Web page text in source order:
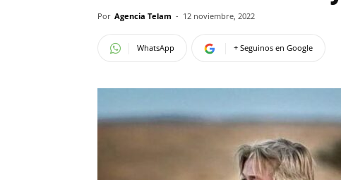
Por Agencia Telam - 12 noviembre, 2022
WhatsApp + Seguinos en Google